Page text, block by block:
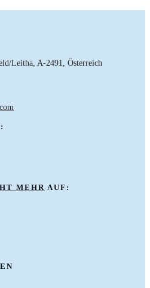
Leitha, A-2491, Österreich
MEHR AUF: